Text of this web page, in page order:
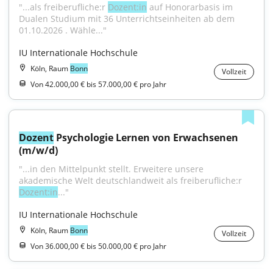
"...als freiberufliche:r Dozent:in auf Honorarbasis im
Dualen Studium mit 36 Unterrichtseinheiten ab dem
01.10.2026 . Wähle..."
IU Internationale Hochschule
Köln, Raum Bonn
Vollzeit
Von 42.000,00 € bis 57.000,00 € pro Jahr
Dozent Psychologie Lernen von Erwachsenen
(m/w/d)
"...in den Mittelpunkt stellt. Erweitere unsere
Dozent:in..."
IU Internationale Hochschule
Köln, Raum Bonn
Vollzeit
Von 36.000,00 € bis 50.000,00 € pro Jahr